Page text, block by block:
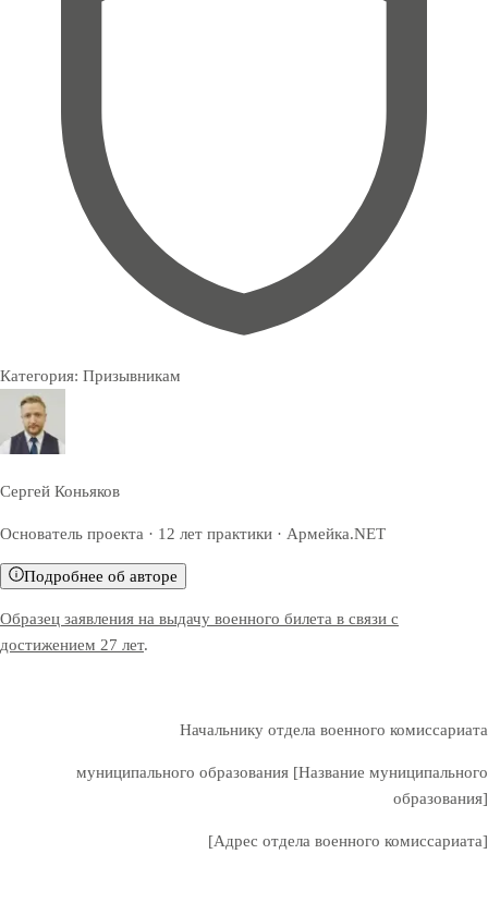
Категория: Призывникам
Сергей Коньяков
Основатель проекта · 12 лет практики · Армейка.NET
Подробнее об авторе
Образец заявления на выдачу военного билета в связи с
достижением 27 лет.
Начальнику отдела военного комиссариата
муниципального образования [Название муниципального
образования]
[Адрес отдела военного комиссариата]